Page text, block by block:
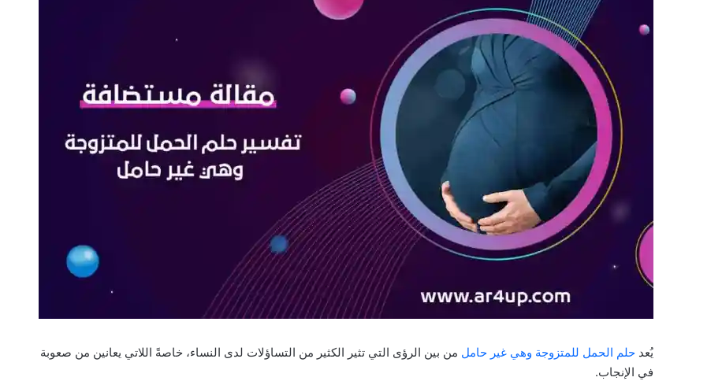
يُعد حلم الحمل للمتزوجة وهي غير حامل من بين الرؤى التي تثير الكثير من التساؤلات لدى النساء، خاصةً اللاتي يعانين من صعوبة
في الإنجاب.